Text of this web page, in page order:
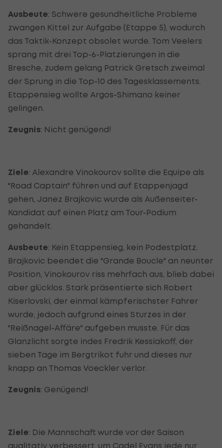
Ausbeute: Schwere gesundheitliche Probleme
zwangen Kittel zur Aufgabe (Etappe 5), wodurch
das Taktik-Konzept obsolet wurde. Tom Veelers
sprang mit drei Top-6-Platzierungen in die
Bresche, zudem gelang Patrick Gretsch zweimal
der Sprung in die Top-10 des Tagesklassements.
Etappensieg wollte Argos-Shimano keiner
gelingen.
Zeugnis: Nicht genügend!
Ziele: Alexandre Vinokourov sollte die Equipe als
"Road Captain" führen und auf Etappenjagd
gehen, Janez Brajkovic wurde als Außenseiter-
Kandidat auf einen Platz am Tour-Podium
gehandelt.
Ausbeute: Kein Etappensieg, kein Podestplatz.
Brajkovic beendet die "Grande Boucle" an neunter
Position, Vinokourov riss mehrfach aus, blieb dabei
aber glücklos. Stark präsentierte sich Robert
Kiserlovski, der einmal kämpferischster Fahrer
wurde, jedoch aufgrund eines Sturzes in der
"Reißnagel-Affäre" aufgeben musste. Für das
Glanzlicht sorgte indes Fredrik Kessiakoff, der
sieben Tage im Bergtrikot fuhr und dieses nur
knapp an Thomas Voeckler verlor.
Zeugnis: Genügend!
Ziele: Die Mannschaft wurde vor der Saison
qualitativ verbessert, um Cadel Evans jede nur